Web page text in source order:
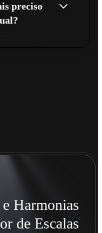
preciso
Harmonias
de Escalas